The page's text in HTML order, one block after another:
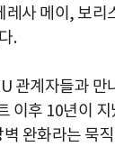
사 메이, 보리
.
관계자들과
이후 10년이
완화라는 묵